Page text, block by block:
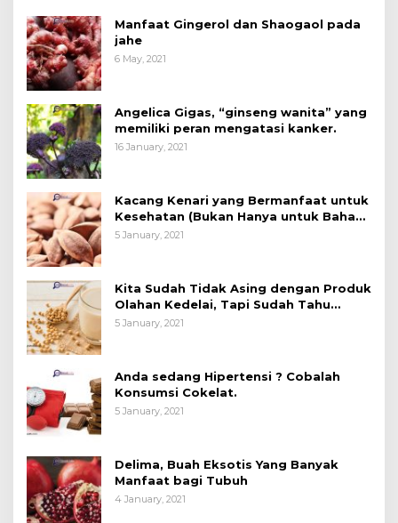
Manfaat Gingerol dan Shaogaol pada
jahe
6 May, 2021
Angelica Gigas, “ginseng wanita” yang
memiliki peran mengatasi kanker.
16 January, 2021
Kacang Kenari yang Bermanfaat untuk
Kesehatan (Bukan Hanya untuk Bahan
Kue)
5 January, 2021
Kita Sudah Tidak Asing dengan Produk
Olahan Kedelai, Tapi Sudah Tahu
Manfaatnya untuk Kesehatan?
5 January, 2021
Anda sedang Hipertensi ? Cobalah
Konsumsi Cokelat.
5 January, 2021
Delima, Buah Eksotis Yang Banyak
Manfaat bagi Tubuh
4 January, 2021